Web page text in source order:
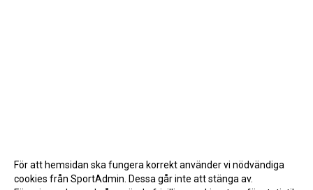
För att hemsidan ska fungera korrekt använder vi nödvändiga
cookies från SportAdmin. Dessa går inte att stänga av.